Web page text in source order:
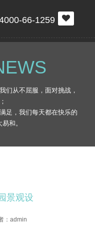
66-1259
们从不屈服，面对挑战，
足，我们每天都在快乐的
和。
景观设
：admin